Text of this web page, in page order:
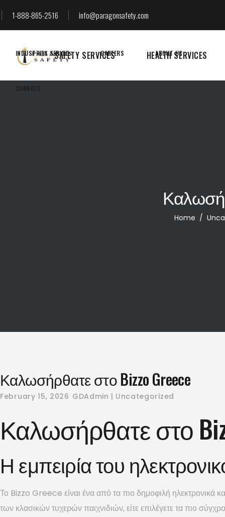
1-888-865-2516 info@paragonsafety.com
SAFETY SERVICES HEALTH SERVICES
SAFETY SERVICES HEALTH SERVICES
INDUSTRIES SERVED CAREERS ABOUT US
CONNECT
Home /
Καλωσήρθατε στο Bizzo Greece
February 15, 2026 GDAdmin Uncategorized
Καλωσήρθατε στο
Η εμπειρία του
Το Bizzo Greece είναι ένα από τα πιο δημοφιλή ηλεκτρονικά
των κλασικών τυχερών παιχνιδιών, είτε επιλέγετε τα πιο